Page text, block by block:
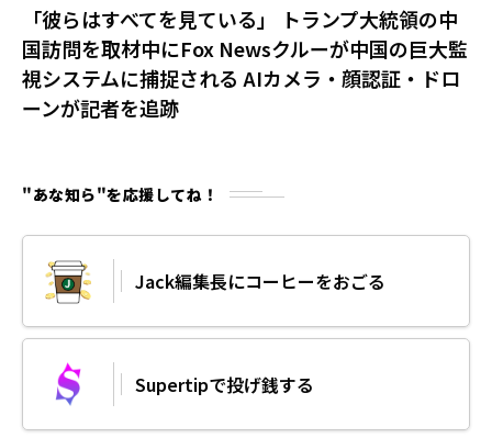
「彼らはすべてを見ている」 トランプ大統領の中
国訪問を取材中にFox Newsクルーが中国の巨大監
視システムに捕捉される AIカメラ・顔認証・ドロ
ーンが記者を追跡
"あな知ら"を応援してね！
Jack編集長にコーヒーをおごる
Supertipで投げ銭する